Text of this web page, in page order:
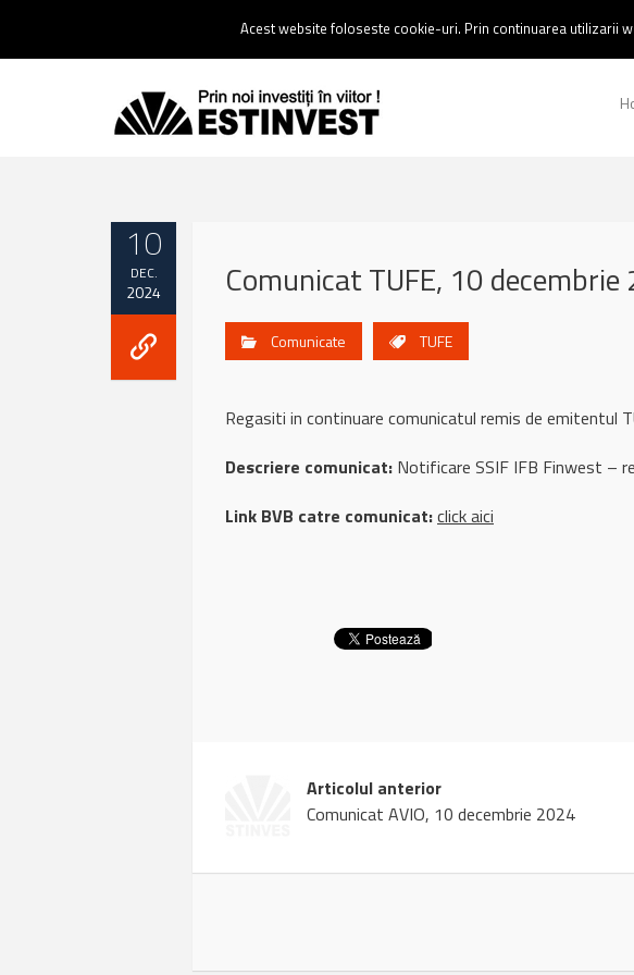
0237 238 900 |Email :contact@estinvest.ro
10
DEC.
2024 Comunicat TUFE, 10
Comunicate TUFE
Regasiti in continuare comunicatul remis de emitentul
Descriere comunicat: Notificare SSIF IFB Finwest –
Link BVB catre comunicat:click aici
Articolul anterior
Comunicat AVIO, 10 decembrie 2024
Acest website foloseste cookie-uri. Prin continuarea utilizarii